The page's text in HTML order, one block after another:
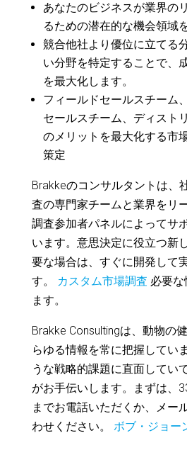
あなたのビジネスが業界の
るための潜在的な機会領域
競合他社より優位に立てる
い分野を特定することで、
を最大化します。
フィールドセールスチーム
セールスチーム、ディスト
のメリットを最大化する市
策定
Brakkeのコンサルタントは、
査の専門家チームと業界をリ
調査参加者パネルによってサ
います。意思決定に役立つ新
要な場合は、すぐに開発して
す。
カスタム市場調査 必要な
ます。
Brakke Consultingは、動物の
らゆる情報を常に把握してい
うな戦略的課題に直面してい
がお手伝いします。まずは、
までお電話いただくか、メー
わせください。 ボブ・ジョー